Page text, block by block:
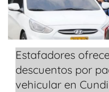
Estafadores
descuentos por
vehicular en